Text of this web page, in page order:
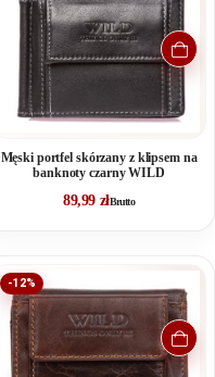
Męski portfel skórzany z klipsem na
banknoty czarny WILD
89,99 złBrutto
-12%